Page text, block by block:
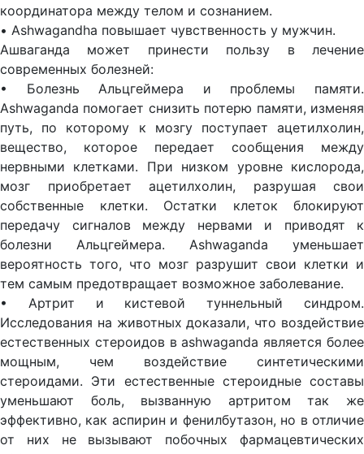
координатора между телом и сознанием.
• Ashwagandha повышает чувственность у мужчин.
Ашваганда может принести пользу в лечение
современных болезней:
• Болезнь Альцгеймера и проблемы памяти.
Ashwaganda помогает снизить потерю памяти, изменяя
путь, по которому к мозгу поступает ацетилхолин,
вещество, которое передает сообщения между
нервными клетками. При низком уровне кислорода,
мозг приобретает ацетилхолин, разрушая свои
собственные клетки. Остатки клеток блокируют
передачу сигналов между нервами и приводят к
болезни Альцгеймера. Ashwaganda уменьшает
вероятность того, что мозг разрушит свои клетки и
тем самым предотвращает возможное заболевание.
• Артрит и кистевой туннельный синдром.
Исследования на животных доказали, что воздействие
естественных стероидов в ashwaganda является более
мощным, чем воздействие синтетическими
стероидами. Эти естественные стероидные составы
уменьшают боль, вызванную артритом так же
эффективно, как аспирин и фенилбутазон, но в отличие
от них не вызывают побочных фармацевтических